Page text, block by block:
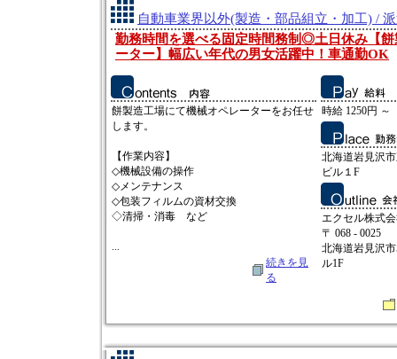
自動車業界以外(製造・部品組立・加工) /
勤務時間を選べる固定時間務制◎土日休み【
ーター】幅広い年代の男女活躍中！車通勤OK
餅製造工場にて機械オペレーターをお任せ
します。
【作業内容】
◇機械設備の操作
◇メンテナンス
◇包装フィルムの資材交換
◇清掃・消毒 など
...
続きを見
る
時給 1250円 ～
北海道岩見沢
ビル１F
エクセル株式
〒 068 - 0025
北海道岩見沢
ル1F